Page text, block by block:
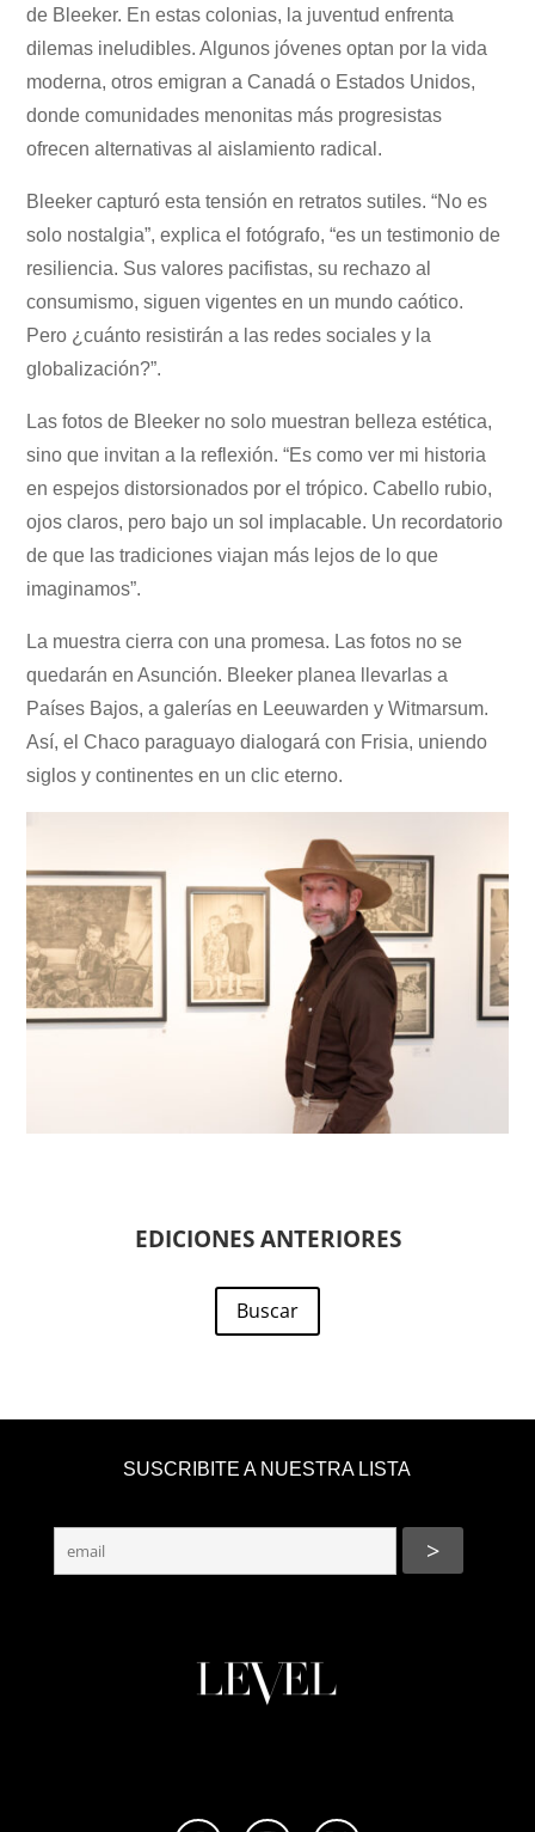
de Bleeker. En estas colonias, la juventud enfrenta
dilemas ineludibles. Algunos jóvenes optan por la vida
moderna, otros emigran a Canadá o Estados Unidos,
donde comunidades menonitas más progresistas
ofrecen alternativas al aislamiento radical.
Bleeker capturó esta tensión en retratos sutiles. “No es
solo nostalgia”, explica el fotógrafo, “es un testimonio de
resiliencia. Sus valores pacifistas, su rechazo al
consumismo, siguen vigentes en un mundo caótico.
Pero ¿cuánto resistirán a las redes sociales y la
globalización?”.
Las fotos de Bleeker no solo muestran belleza estética,
sino que invitan a la reflexión. “Es como ver mi historia
en espejos distorsionados por el trópico. Cabello rubio,
ojos claros, pero bajo un sol implacable. Un recordatorio
de que las tradiciones viajan más lejos de lo que
imaginamos”.
La muestra cierra con una promesa. Las fotos no se
quedarán en Asunción. Bleeker planea llevarlas a
Países Bajos, a galerías en Leeuwarden y Witmarsum.
Así, el Chaco paraguayo dialogará con Frisia, uniendo
siglos y continentes en un clic eterno.
EDICIONES ANTERIORES
Buscar
SUSCRIBITE A NUESTRA LISTA